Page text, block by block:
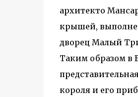
архитекто
крышей,
дворец Малый
Таким образом в
короля и его